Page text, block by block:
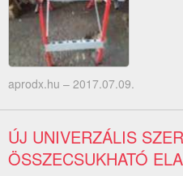
aprodx.hu – 2017.07.09.
ÚJ UNIVERZÁLIS
ÖSSZECSUKHATÓ